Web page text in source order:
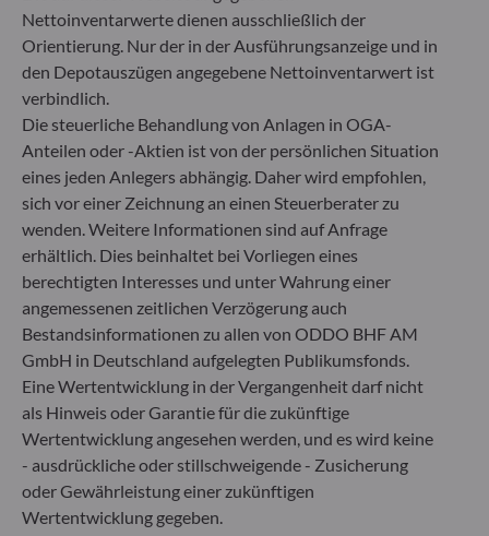
+49 (0) 211 239 24 01
Gallusanlage 8
60329 Frankfurt am Main
Deutschland
+49 (0) 69 920 50 0
Von der Bundesanstalt für Finanzdienstleistungsaufsicht
(„BaFin“) zugelassene und beaufsichtigte
Fondsverwaltungsgesellschaft
Handelsregister : HRB 11971 Amtsgericht Düsseldorf
ODDO BHF Asset Management LUX
6, rue Gabriel Lippmann
L-5365 Munsbach
+352 45 76 76 245
Von der Luxemburger Commission de Surveillance du
Secteur Financier (CSSF) zugelassene
Fondsverwaltungsgesellschaft, Handelsregisternummer: B
29891
Nettoinventarwerte dienen ausschließlich der
Orientierung. Nur der in der Ausführungsanzeige und in
den Depotauszügen angegebene Nettoinventarwert ist
verbindlich.
Die steuerliche Behandlung von Anlagen in OGA-
Anteilen oder -Aktien ist von der persönlichen Situation
eines jeden Anlegers abhängig. Daher wird empfohlen,
sich vor einer Zeichnung an einen Steuerberater zu
wenden. Weitere Informationen sind auf Anfrage
erhältlich. Dies beinhaltet bei Vorliegen eines
berechtigten Interesses und unter Wahrung einer
angemessenen zeitlichen Verzögerung auch
Bestandsinformationen zu allen von ODDO BHF AM
GmbH in Deutschland aufgelegten Publikumsfonds.
Eine Wertentwicklung in der Vergangenheit darf nicht
als Hinweis oder Garantie für die zukünftige
Wertentwicklung angesehen werden, und es wird keine
- ausdrückliche oder stillschweigende - Zusicherung
oder Gewährleistung einer zukünftigen
Wertentwicklung gegeben.